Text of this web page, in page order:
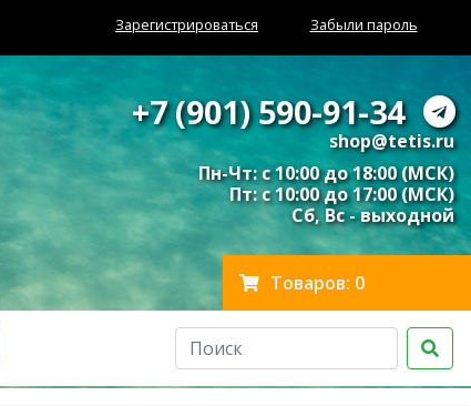
Зарегистрироваться Забыли пароль
+7 (901) 590-91-34
shop@tetis.ru
Пн-Чт: с 10:00 до 18:00 (МСК)
Пт: с 10:00 до 17:00 (МСК)
Сб, Вс - выходной
Товаров: 0